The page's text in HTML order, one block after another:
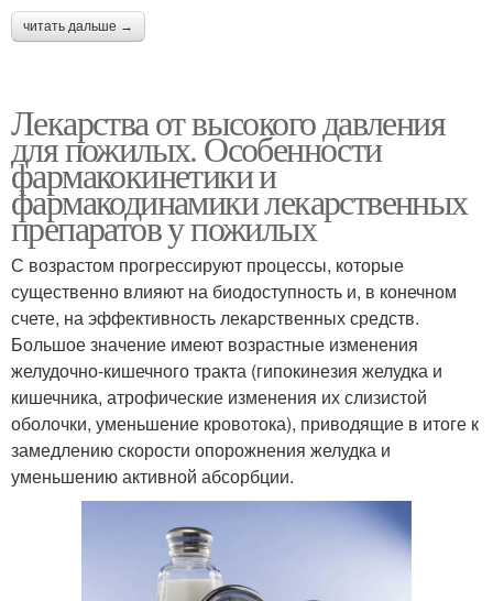
читать дальше →
Лекарства от высокого давления
для пожилых. Особенности
фармакокинетики и
фармакодинамики лекарственных
препаратов у пожилых
С возрастом прогрессируют процессы, которые
существенно влияют на биодоступность и, в конечном
счете, на эффективность лекарственных средств.
Большое значение имеют возрастные изменения
желудочно-кишечного тракта (гипокинезия желудка и
кишечника, атрофические изменения их слизистой
оболочки, уменьшение кровотока), приводящие в итоге к
замедлению скорости опорожнения желудка и
уменьшению активной абсорбции.